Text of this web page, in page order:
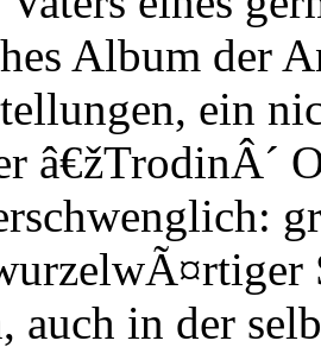
Album der
ein
â€žTrodinÂ´
auch in der